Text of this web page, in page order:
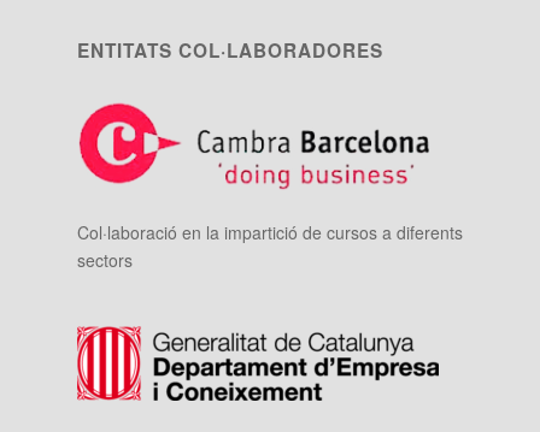
ENTITATS COL·LABORADORES
Col·laboració en la impartició de cursos a diferents
sectors